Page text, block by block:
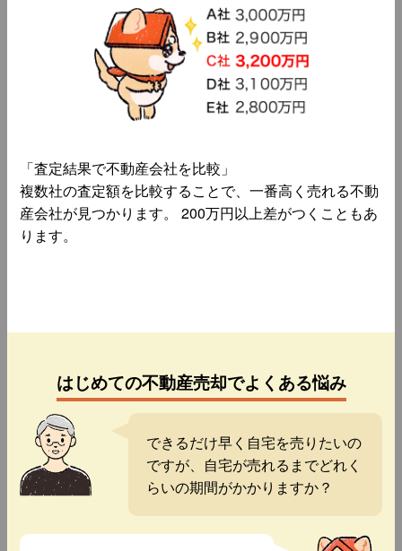
「査定結果で不動産会社を比較」
複数社の査定額を比較することで、一番高く売れる不動
産会社が見つかります。 200万円以上差がつくこともあ
ります。
はじめての不動産売却でよくある悩み
できるだけ早く自宅を売りたいの
ですが、自宅が売れるまでどれく
らいの期間がかかりますか？